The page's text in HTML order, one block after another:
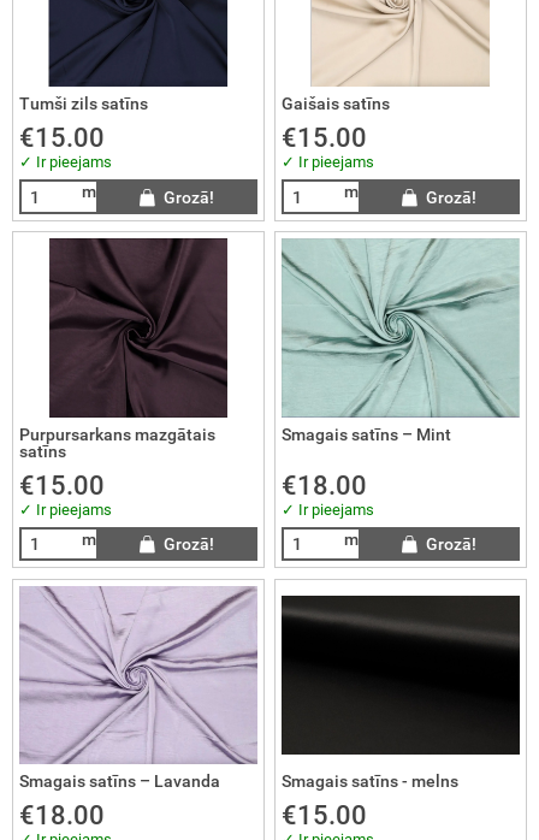
Tumši zils satīns
€15.00
✓ Ir pieejams
m Grozā!
Gaišais satīns
€15.00
✓ Ir pieejams
m Grozā!
Purpursarkans mazgātais
satīns
€15.00
✓ Ir pieejams
m Grozā!
Smagais satīns – Mint
€18.00
✓ Ir pieejams
m Grozā!
Smagais satīns – Lavanda
€18.00
Smagais satīns - melns
€15.00